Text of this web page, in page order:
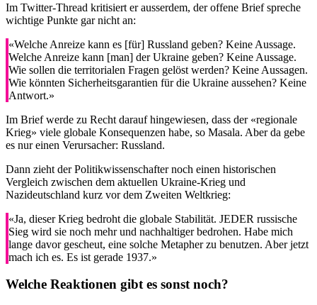
Im Twitter-Thread kritisiert er ausserdem, der offene Brief spreche
wichtige Punkte gar nicht an:
«Welche Anreize kann es [für] Russland geben? Keine Aussage.
Welche Anreize kann [man] der Ukraine geben? Keine Aussage.
Wie sollen die territorialen Fragen gelöst werden? Keine Aussagen.
Wie könnten Sicherheitsgarantien für die Ukraine aussehen? Keine
Antwort.»
Im Brief werde zu Recht darauf hingewiesen, dass der «regionale
Krieg» viele globale Konsequenzen habe, so Masala. Aber da gebe
es nur einen Verursacher: Russland.
Dann zieht der Politikwissenschafter noch einen historischen
Vergleich zwischen dem aktuellen Ukraine-Krieg und
Nazideutschland kurz vor dem Zweiten Weltkrieg:
«Ja, dieser Krieg bedroht die globale Stabilität. JEDER russische
Sieg wird sie noch mehr und nachhaltiger bedrohen. Habe mich
lange davor gescheut, eine solche Metapher zu benutzen. Aber jetzt
mach ich es. Es ist gerade 1937.»
Welche Reaktionen gibt es sonst noch?